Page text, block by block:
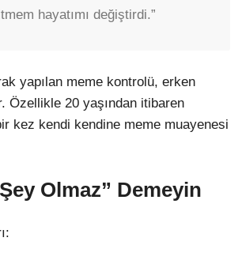
hayatımı değiştirdi.”
yapılan meme kontrolü, erken
Özellikle 20 yaşından itibaren
kez kendi kendine meme muayenesi
Olmaz” Demeyin